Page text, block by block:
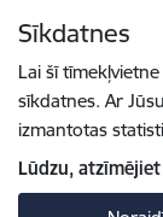
Sīkdatnes
Lai šī
sīkdatnes. Ar
izmantotas
Lūdzu,